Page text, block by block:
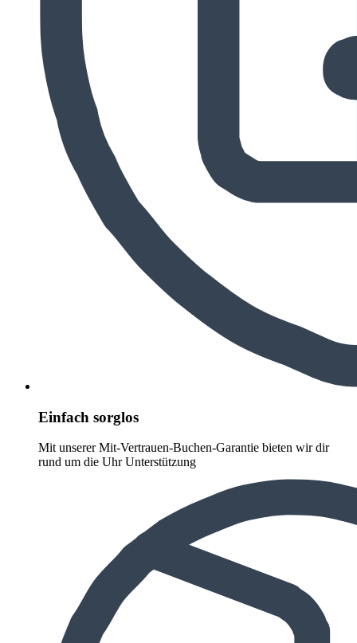
Einfach sorglos
Mit unserer Mit-Vertrauen-Buchen-Garantie bieten wir dir
rund um die Uhr Unterstützung